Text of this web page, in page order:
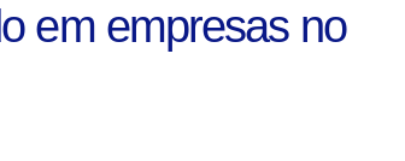
em empresas no